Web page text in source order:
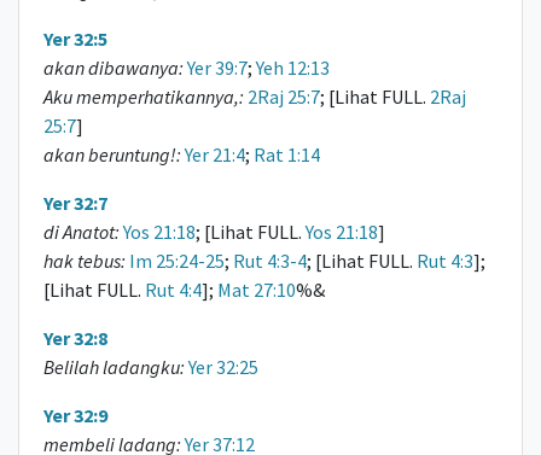
Yer 32:5
akan dibawanya: Yer 39:7;Yeh 12:13
Aku memperhatikannya,: 2Raj 25:7; [Lihat FULL. 2Raj
25:7]
akan beruntung!: Yer 21:4; Rat 1:14
Yer 32:7
di Anatot: Yos 21:18; [Lihat FULL.Yos 21:18]
hak tebus: Im 25:24-25; Rut 4:3-4; [Lihat FULL. Rut 4:3];
[Lihat FULL. Rut 4:4]; Mat 27:10%&
Yer 32:8
Belilah ladangku: Yer 32:25
Yer 32:9
membeli ladang: Yer 37:12